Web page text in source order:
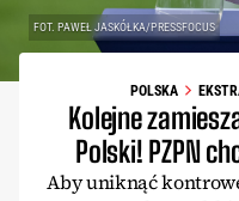
FOT. PAWEŁ JASKÓŁKA/PRESSFOCUS
POLSKA
Kolejne
Polski! PZPN
Aby uniknąć